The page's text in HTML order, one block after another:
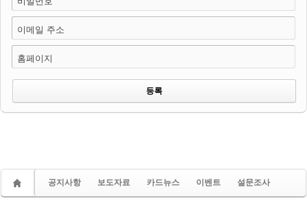
이메일 주소
홈페이지
공지사항 보도자료 카드뉴스 이벤트 설문조사